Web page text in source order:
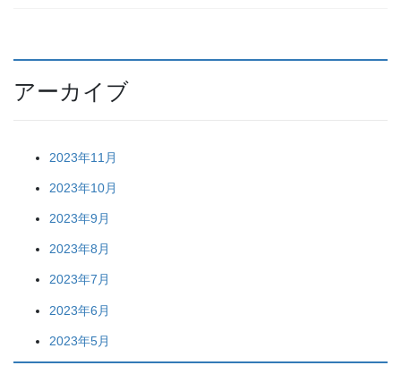
アーカイブ
2023年11月
2023年10月
2023年9月
2023年8月
2023年7月
2023年6月
2023年5月